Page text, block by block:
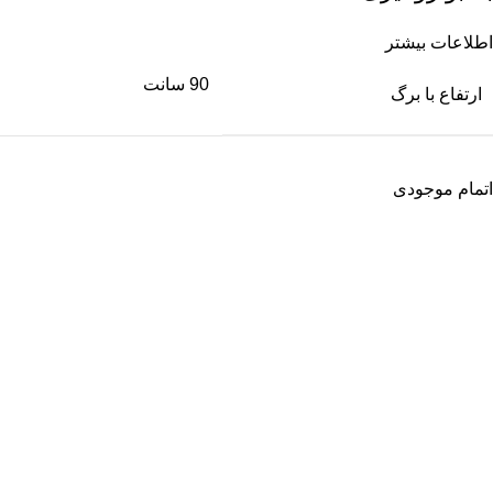
اطلاعات بیشتر
ارتفاع با برگ
90 سانت
اتمام موجودی